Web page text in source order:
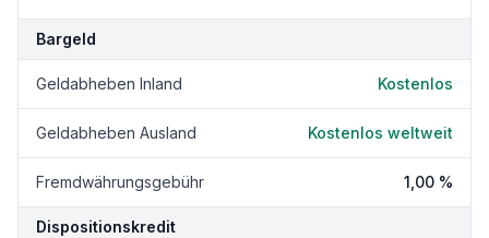
Bargeld
Geldabheben Inland Kostenlos
Geldabheben Ausland Kostenlos weltweit
Fremdwährungsgebühr 1,00 %
Dispositionskredit